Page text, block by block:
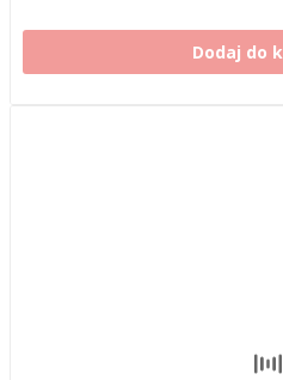
Dodaj do